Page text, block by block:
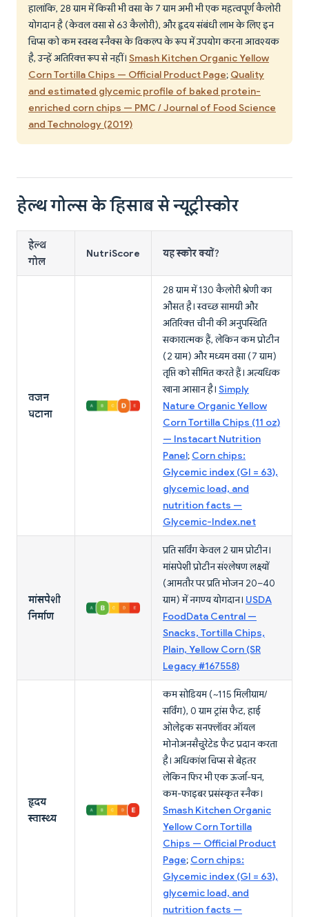
हालांकि, 28 ग्राम में किसी भी वसा के 7 ग्राम अभी भी एक महत्वपूर्ण कैलोरी
योगदान है (केवल वसा से 63 कैलोरी), और हृदय संबंधी लाभ के लिए इन
चिप्स को कम स्वस्थ स्नैक्स के विकल्प के रूप में उपयोग करना आवश्यक
है, उन्हें अतिरिक्त रूप से नहीं। Smash Kitchen Organic Yellow
Corn Tortilla Chips — Official Product Page; Quality
and estimated glycemic profile of baked protein-
enriched corn chips — PMC / Journal of Food Science
and Technology (2019)
हेल्थ गोल्स के हिसाब से न्यूट्रीस्कोर
हेल्थ
गोल
NutriScore यह स्कोर क्यों?
वजन
घटाना
28 ग्राम में 130 कैलोरी श्रेणी का
औसत है। स्वच्छ सामग्री और
अतिरिक्त चीनी की अनुपस्थिति
सकारात्मक हैं, लेकिन कम प्रोटीन
(2 ग्राम) और मध्यम वसा (7 ग्राम)
तृप्ति को सीमित करते हैं। अत्यधिक
खाना आसान है। Simply
Nature Organic Yellow
Corn Tortilla Chips (11 oz)
— Instacart Nutrition
Panel; Corn chips:
Glycemic index (GI = 63),
glycemic load, and
nutrition facts —
Glycemic-Index.net
मांसपेशी
निर्माण
प्रति सर्विंग केवल 2 ग्राम प्रोटीन।
मांसपेशी प्रोटीन संश्लेषण लक्ष्यों
(आमतौर पर प्रति भोजन 20–40
ग्राम) में नगण्य योगदान। USDA
FoodData Central —
Snacks, Tortilla Chips,
Plain, Yellow Corn (SR
Legacy #167558)
हृदय
स्वास्थ्य
कम सोडियम (~115 मिलीग्राम/
सर्विंग), 0 ग्राम ट्रांस फैट, हाई
ओलेइक सनफ्लॉवर ऑयल
मोनोअनसैचुरेटेड फैट प्रदान करता
है। अधिकांश चिप्स से बेहतर
लेकिन फिर भी एक ऊर्जा-घन,
कम-फाइबर प्रसंस्कृत स्नैक।
Smash Kitchen Organic
Yellow Corn Tortilla
Chips — Official Product
Page; Corn chips:
Glycemic index (GI = 63),
glycemic load, and
nutrition facts —